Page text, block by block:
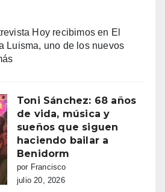
ilegales:
primeras
de
100.000
euros
recaudados”
Hoy recibimos en El
Luisma, uno de los nuevos
:
el
amor
en
Tele5
Toni Sánchez: 68 años
de vida, música y
sueños que siguen
haciendo bailar a
Benidorm
por Francisco
julio 20, 2026